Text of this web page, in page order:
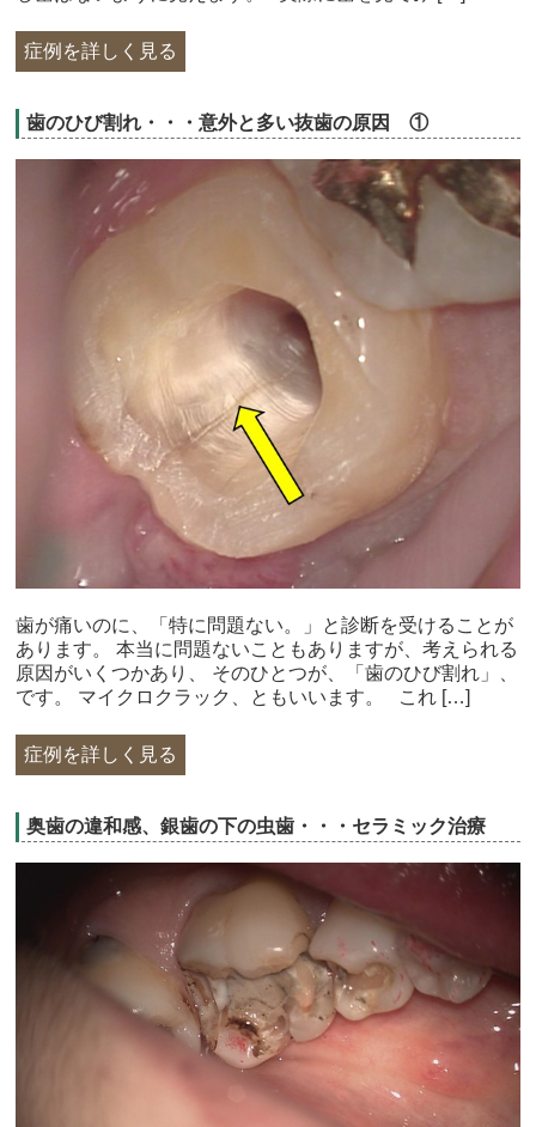
症例を詳しく見る
歯のひび割れ・・・意外と多い抜歯の原因 ①
歯が痛いのに、「特に問題ない。」と診断を受けることが
あります。 本当に問題ないこともありますが、考えられる
原因がいくつかあり、 そのひとつが、「歯のひび割れ」、
です。 マイクロクラック、ともいいます。 これ […]
症例を詳しく見る
奥歯の違和感、銀歯の下の虫歯・・・セラミック治療